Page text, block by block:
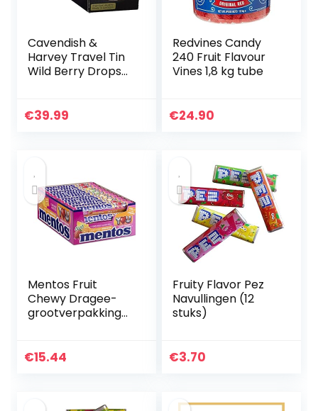
Cavendish &
Harvey Travel Tin
Wild Berry Drops
€39.99
Redvines Candy
240 Fruit Flavour
Vines 1,8 kg tube
€24.90
Mentos Fruit
Chewy Dragee-
grootverpakking
€15.44
Fruity Flavor Pez
Navullingen (12
stuks)
€3.70